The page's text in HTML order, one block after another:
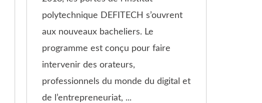
polytechnique DEFITECH s’ouvrent
aux nouveaux bacheliers. Le
programme est conçu pour faire
intervenir des orateurs,
professionnels du monde du digital et
de l’entrepreneuriat, ...